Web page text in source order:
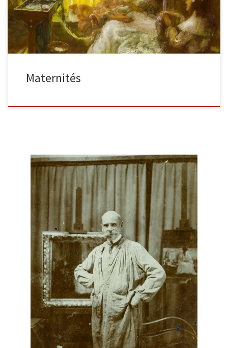
Maternités